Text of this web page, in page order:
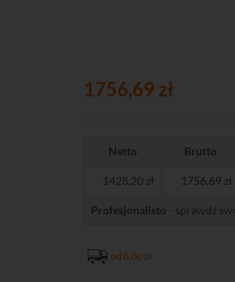
1756,69 zł
Netto Brutto
1428,20 zł 1756,69 zł
Profesjonalisto - sprawdź
od 0,00 zł